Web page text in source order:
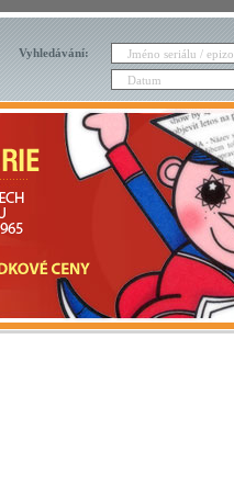
Vyhledávání: